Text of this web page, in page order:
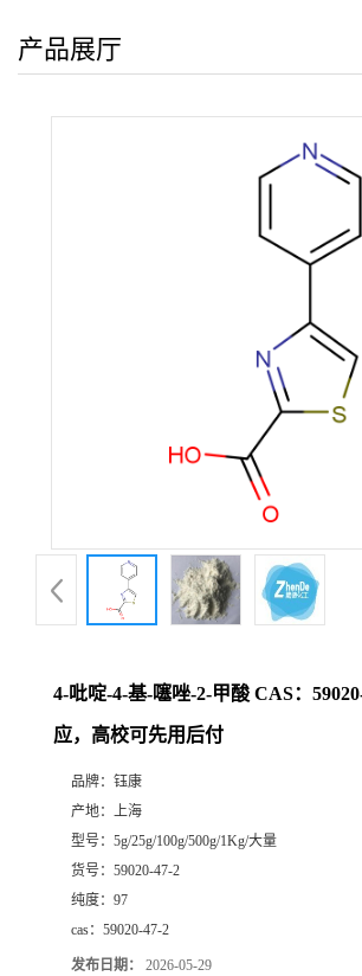
产品展厅
4-吡啶-4-基-噻唑-2-甲酸 CAS：
应，高校可先用后付
品牌： 钰康
产地： 上海
型号： 5g/25g/100g/500g/1Kg/大量
货号： 59020-47-2
纯度： 97
cas： 59020-47-2
发布日期： 2026-05-29